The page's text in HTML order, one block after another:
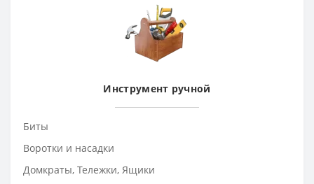
Инструмент ручной
Биты
Воротки и насадки
Домкраты, Тележки, Ящики